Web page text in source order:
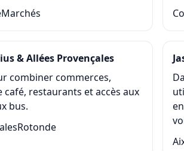
Marchés
& Allées Provençales
combiner commerces,
café, restaurants et accès aux
bus.
Rotonde